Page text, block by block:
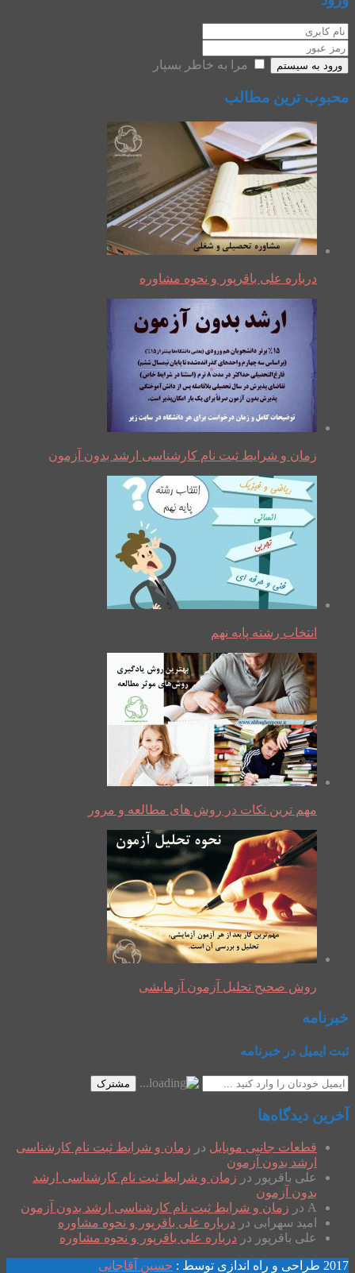
ورود به سیستم مرا به خاطر بسپار
محبوب ترین مطالب
درباره علی باقرپور و نحوه مشاوره
زمان و شرایط ثبت نام کارشناسی ارشد بدون آزمون
انتخاب رشته پایه نهم
مهم ترین نکات در روش های مطالعه و مرور
روش صحیح تحلیل آزمون آزمایشی
خبرنامه
ثبت ایمیل در خبرنامه
مشترک
آخرین دیدگاه‌ها
قطعات جانبی موبایل در زمان و شرایط ثبت نام کارشناسی
ارشد بدون آزمون
علی باقرپور در زمان و شرایط ثبت نام کارشناسی ارشد
بدون آزمون
A در زمان و شرایط ثبت نام کارشناسی ارشد بدون آزمون
امید سهرابی در درباره علی باقرپور و نحوه مشاوره
علی باقرپور در درباره علی باقرپور و نحوه مشاوره
2017 طراحی و راه اندازی توسط : حسین آقاجانی